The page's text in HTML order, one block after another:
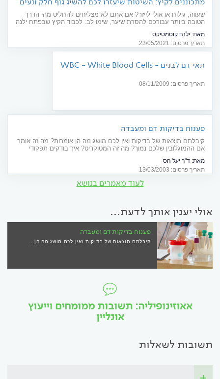
שעווה, גילוח או אולי לייזר? אם אתם לא מצליחים להחליט מהי הדרך
הטובה ביותר עבורכם להסרת שיער, שימו לב: לכבוד הקיץ שבפתח ילנה
תדירות ויעילות כל אחת משיטות הטיפול המוכרות
מאת: ילנה קוסמטיקס
תאריך פרסום: 23/05/2021
תאי דם לבנים - WBC - White Blood Cells
תאריך פרסום: 08/11/2009
פענוח בדיקות דם ומעבדה
קיבלתם תוצאות של בדיקות ואין לכם מושג מה הן אומרות? מה זה אומר
אם ההמוגלובין שלכם נמוך? מה זה המטוקריט? איך בודקים תפקודי
מאת: ד"ר יעל הס
תאריך פרסום: 13/03/2003
לעוד מאמרים בנושא
אולי יענין אותך לדעת...
פענוח בדיקות דם ומעבדה
קיבלתם תוצאות של בדיקות ואין לכם מושג מה הן...
אאוזינופיליה: תשובות ממומחים וייעוץ
אונליין
תשובות לשאלות